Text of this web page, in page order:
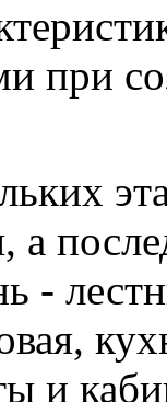
при
а
-
и